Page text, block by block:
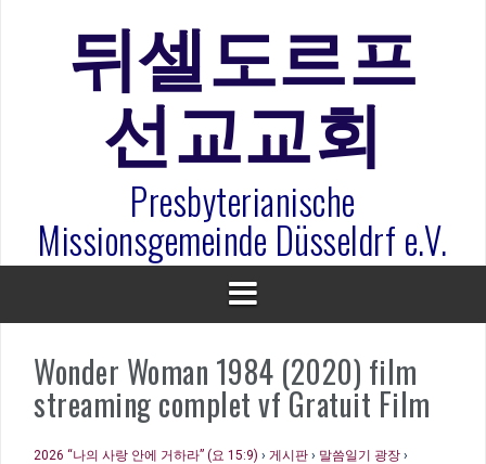
은퇴사-우선화 권사
20260322 주안에 가만히 머물기(요한복음 15:1-17) 손
훈목사
뒤셀도르프
선교교회
Presbyterianische
Missionsgemeinde Düsseldrf e.V.
Wonder Woman 1984 (2020) film
streaming complet vf Gratuit Film
2026 “나의 사랑 안에 거하라” (요 15:9) › 게시판 › 말씀일기 광장 ›